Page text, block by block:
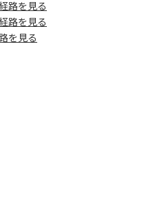
路を見る
路を見る
を見る